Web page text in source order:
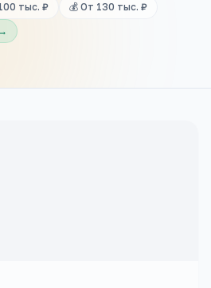
тыс. ₽
💰 От 130 тыс. ₽